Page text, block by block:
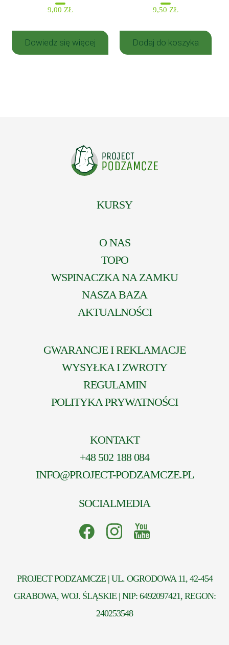
9,00 ZŁ
Dowiedz się więcej
9,50 ZŁ
Dodaj do koszyka
KURSY
O NAS
TOPO
WSPINACZKA NA ZAMKU
NASZA BAZA
AKTUALNOŚCI
GWARANCJE I REKLAMACJE
WYSYŁKA I ZWROTY
REGULAMIN
POLITYKA PRYWATNOŚCI
KONTAKT
+48 502 188 084
INFO@PROJECT-PODZAMCZE.PL
SOCIALMEDIA
PROJECT PODZAMCZE | UL. OGRODOWA 11, 42-454
GRABOWA, WOJ. ŚLĄSKIE | NIP: 6492097421, REGON:
240253548